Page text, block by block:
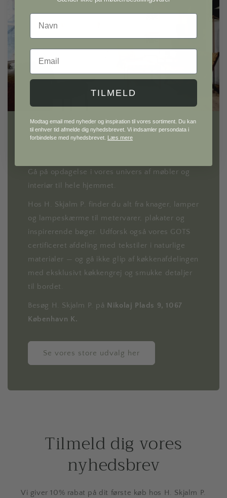
Gå på opdagelse i vores univers af møbler og
interiør til hele hjemmet.
Hos H. Skjalm P. finder du alt fra knager, lamper
og lampeskærme til metervarer, plakater og
inspirerende bøger. Udforsk også vores GOTS
certificeret afdeling med tekstiler i naturlige
materialer — og gå ikke glip af køkkenafdelingen
med eksklusivt køkkengrej og smukke detaljer
til bordet.
Besøg H. Skjalm P. på Nikolaj Plads 9, 1067
København K.
Se vores store udvalg her
Tilmeld dig vores
nyhedsbrev
Vi giver 10% rabat på dit første køb hos H. Skjalm P.
Navn
Email
TILMELD
Modtag email med nyheder og inspiration til vores sortiment. Du kan
til enhver tid afmelde dig nyhedsbrevet. Vi indsamler persondata i
forbindelse med nyhedsbrevet. Læs mere